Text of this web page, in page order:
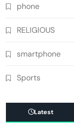
phone
RELIGIOUS
smartphone
Sports
Latest